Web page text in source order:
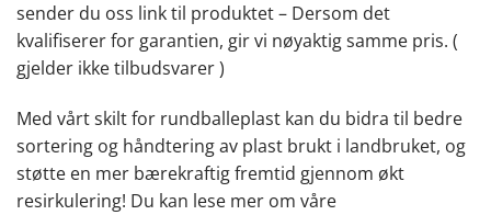
sender du oss link til produktet – Dersom det
kvalifiserer for garantien, gir vi nøyaktig samme pris. (
gjelder ikke tilbudsvarer )
Med vårt skilt for rundballeplast kan du bidra til bedre
sortering og håndtering av plast brukt i landbruket, og
støtte en mer bærekraftig fremtid gjennom økt
resirkulering! Du kan lese mer om våre